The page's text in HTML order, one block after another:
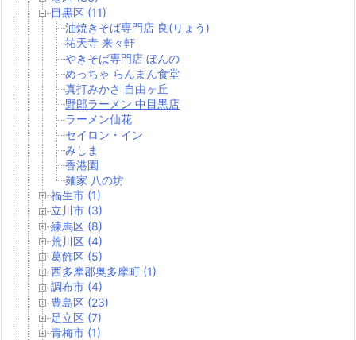
目黒区 (11)
油焼きそば専門店 良(りょう)
祐天寺 来々軒
やきそば専門店 ぼんの
めっちゃ らんまん食堂
真打みかさ 自由ヶ丘
野郎ラーメン 中目黒店
ラーメン仙花
セイロン・イン
みしま
香港園
麺家 八の坊
福生市 (1)
立川市 (3)
練馬区 (8)
荒川区 (4)
葛飾区 (5)
西多摩郡奥多摩町 (1)
調布市 (4)
豊島区 (23)
足立区 (7)
青梅市 (1)